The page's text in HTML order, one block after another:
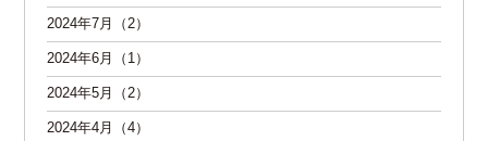
2024年7月（2）
2024年6月（1）
2024年5月（2）
2024年4月（4）